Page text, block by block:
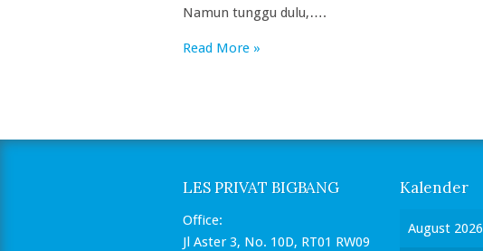
Namun tunggu dulu,….
Read More »
LES PRIVAT BIGBANG
Office:
Jl Aster 3, No. 10D, RT01 RW09
Kalender
August 2026